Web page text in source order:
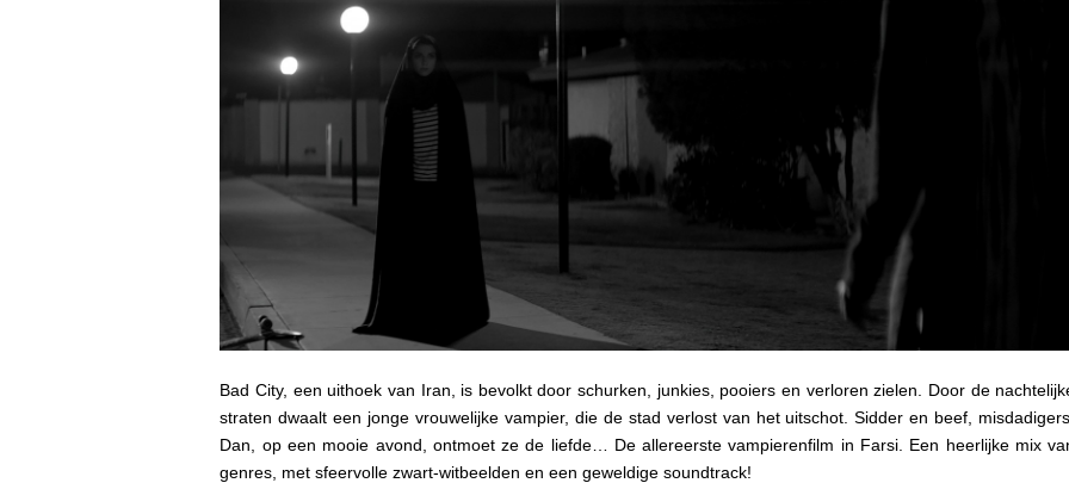
Bad City, een uithoek van Iran, is bevolkt door schurken, junkies, pooiers en verloren zielen. Door de
straten dwaalt een jonge vrouwelijke vampier, die de stad verlost van het uitschot. Sidder en beef,
Dan, op een mooie avond, ontmoet ze de liefde… De allereerste vampierenfilm in Farsi. Een heerlijke mix
genres, met sfeervolle zwart-witbeelden en een geweldige soundtrack!